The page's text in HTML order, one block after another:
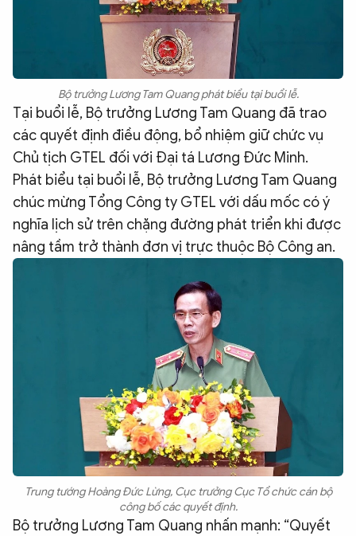
Bộ trưởng Lương Tam Quang phát biểu tại buổi lễ.
Tại buổi lễ, Bộ trưởng Lương Tam Quang đã trao
các quyết định điều động, bổ nhiệm giữ chức vụ
Chủ tịch GTEL đối với Đại tá Lương Đức Minh.
Phát biểu tại buổi lễ, Bộ trưởng Lương Tam Quang
chúc mừng Tổng Công ty GTEL với dấu mốc có ý
nghĩa lịch sử trên chặng đường phát triển khi được
nâng tầm trở thành đơn vị trực thuộc Bộ Công an.
Trung tướng Hoàng Đức Lừng, Cục trưởng Cục Tổ chức cán bộ
công bố các quyết định.
Bộ trưởng Lương Tam Quang nhấn mạnh: “Quyết